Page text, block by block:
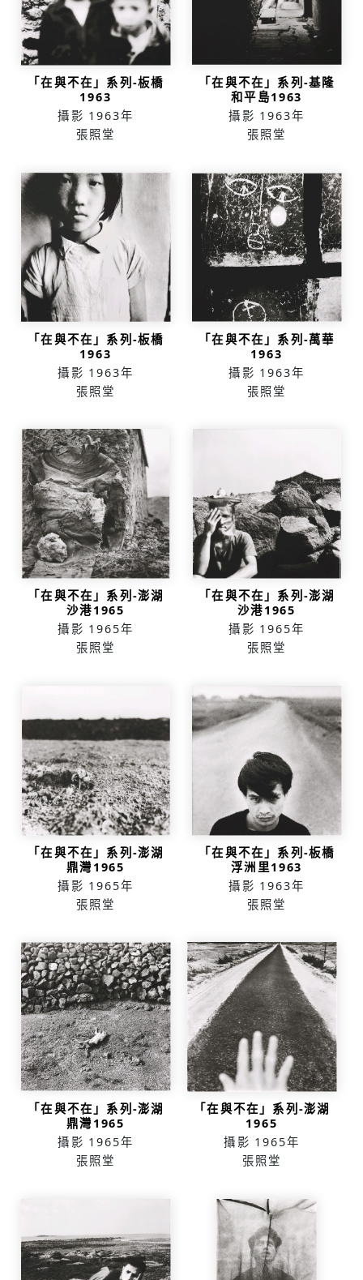
「在與不在」系列-板橋
1963
攝影 1963年
張照堂
「在與不在」系列-基隆
和平島1963
攝影 1963年
張照堂
「在與不在」系列-板橋
1963
攝影 1963年
張照堂
「在與不在」系列-萬華
1963
攝影 1963年
張照堂
「在與不在」系列-澎湖
沙港1965
攝影 1965年
張照堂
「在與不在」系列-澎湖
沙港1965
攝影 1965年
張照堂
「在與不在」系列-澎湖
鼎灣1965
攝影 1965年
張照堂
「在與不在」系列-板橋
浮洲里1963
攝影 1963年
張照堂
「在與不在」系列-澎湖
鼎灣1965
攝影 1965年
張照堂
「在與不在」系列-澎湖
1965
攝影 1965年
張照堂